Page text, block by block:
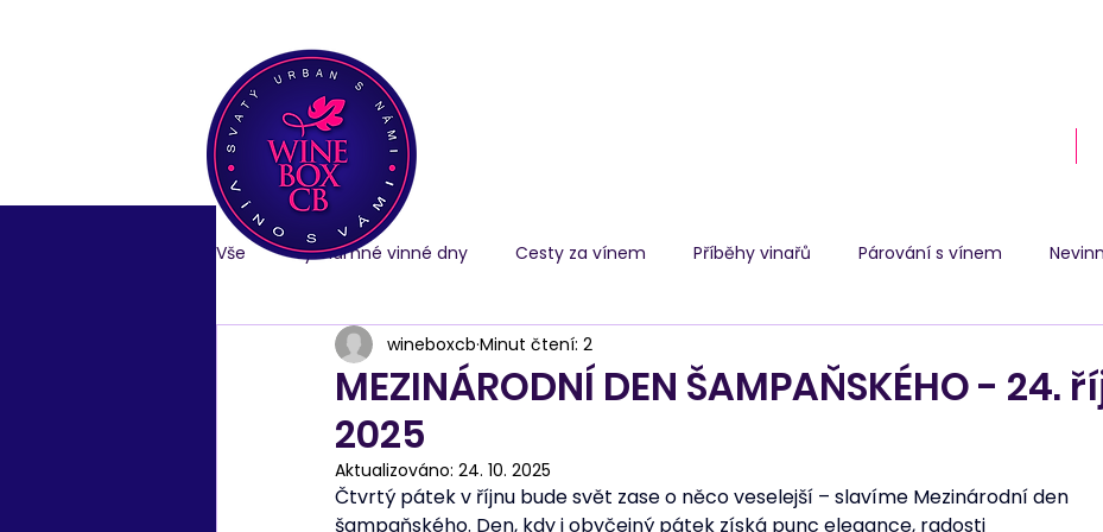
Vše Významné vinné dny Cesty za vínem Příběhy vinařů Párování s vínem
MEZINÁRODNÍ DEN ŠAMPAŇSKÉHO - 24.
2025
wineboxcb Minut čtení: 2
Aktualizováno: 24. 10. 2025
Čtvrtý pátek v říjnu bude svět zase o něco veselejší – slavíme Mezinárodní den
šampaňského. Den, kdy i obyčejný pátek získá punc elegance, radosti